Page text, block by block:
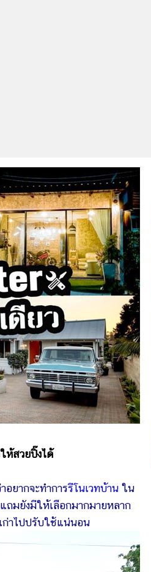
ห้สวยปิ๊งได้
ยากจะทำการรีโนเวทบ้าน ใน
ถมยังมีให้เลือกมากมายหลาก
ก่าไปปรับใช้แน่นอน